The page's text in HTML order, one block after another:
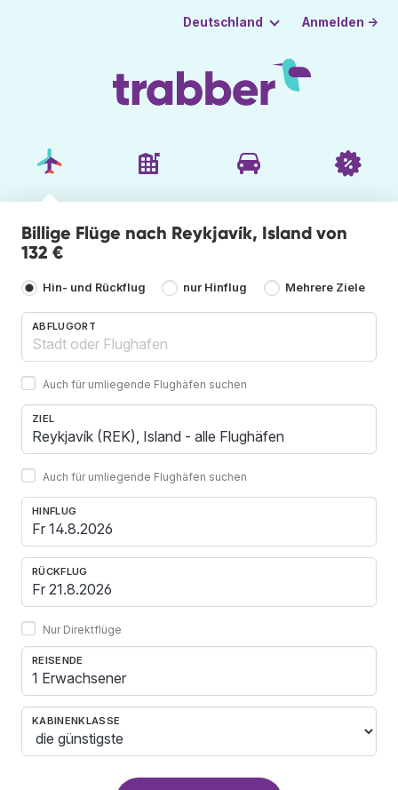
Deutschland Anmelden →
Billige Flüge nach Reykjavík, Island von
132 €
Hin- und Rückflug nur Hinflug Mehrere Ziele
ABFLUGORT
Auch für umliegende Flughäfen suchen
ZIEL
Auch für umliegende Flughäfen suchen
HINFLUG
RÜCKFLUG
Nur Direktflüge
REISENDE
1 Erwachsener
KABINENKLASSE